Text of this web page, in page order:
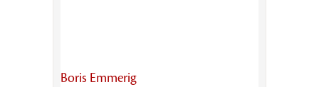
Boris Emmerig